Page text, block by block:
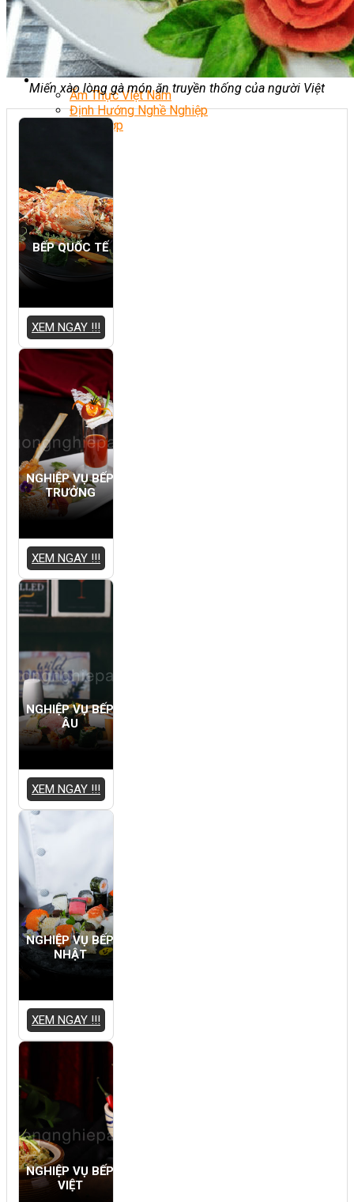
Chè Chuối
Chè Đậu
Chè Bưởi
Món Ngon Mỗi Ngày
Tin Tức
Ẩm Thực Việt Nam
Định Hướng Nghề Nghiệp
Tổng Hợp
Miến xào lòng gà món ăn truyền thống của người Việt
BẾP QUỐC TẾ
XEM NGAY !!!
NGHIỆP VỤ BẾP
TRƯỞNG
XEM NGAY !!!
NGHIỆP VỤ BẾP
ÂU
XEM NGAY !!!
NGHIỆP VỤ BẾP
NHẬT
XEM NGAY !!!
NGHIỆP VỤ BẾP
VIỆT